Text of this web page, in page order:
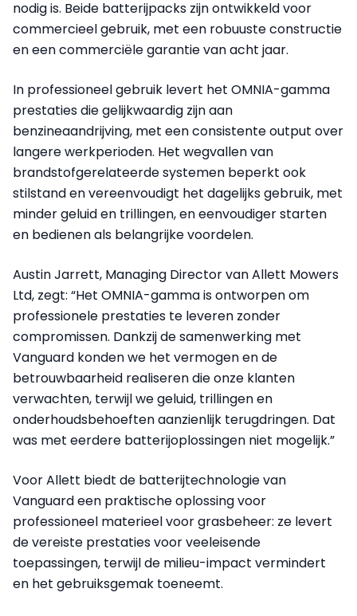
nodig is. Beide batterijpacks zijn ontwikkeld voor
commercieel gebruik, met een robuuste constructie
en een commerciële garantie van acht jaar.
In professioneel gebruik levert het OMNIA-gamma
prestaties die gelijkwaardig zijn aan
benzineaandrijving, met een consistente output over
langere werkperioden. Het wegvallen van
brandstofgerelateerde systemen beperkt ook
stilstand en vereenvoudigt het dagelijks gebruik, met
minder geluid en trillingen, en eenvoudiger starten
en bedienen als belangrijke voordelen.
Austin Jarrett, Managing Director van Allett Mowers
Ltd, zegt: “Het OMNIA-gamma is ontworpen om
professionele prestaties te leveren zonder
compromissen. Dankzij de samenwerking met
Vanguard konden we het vermogen en de
betrouwbaarheid realiseren die onze klanten
verwachten, terwijl we geluid, trillingen en
onderhoudsbehoeften aanzienlijk terugdringen. Dat
was met eerdere batterijoplossingen niet mogelijk.”
Voor Allett biedt de batterijtechnologie van
Vanguard een praktische oplossing voor
professioneel materieel voor grasbeheer: ze levert
de vereiste prestaties voor veeleisende
toepassingen, terwijl de milieu-impact vermindert
en het gebruiksgemak toeneemt.